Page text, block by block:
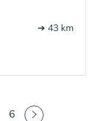
➔ 43 km
6